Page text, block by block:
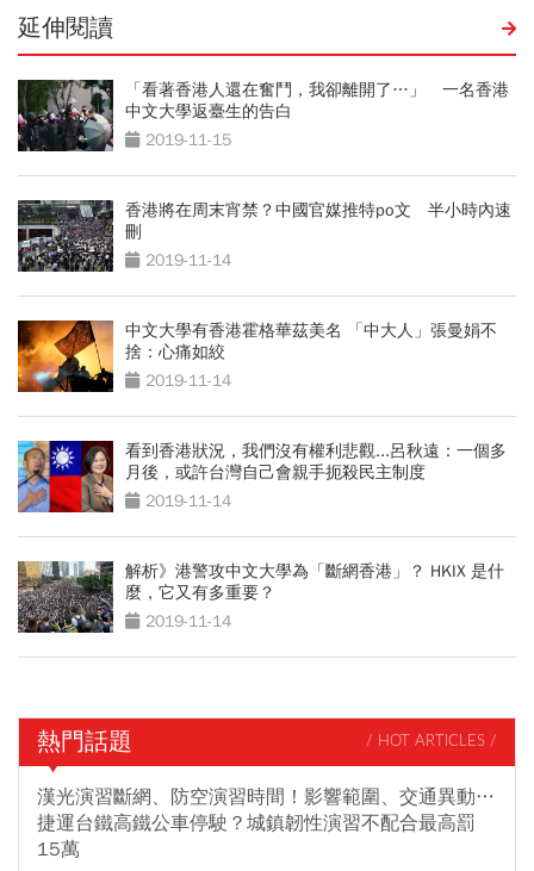
延伸閱讀
「看著香港人還在奮鬥，我卻離開了…」 一名香港
中文大學返臺生的告白
2019-11-15
香港將在周末宵禁？中國官媒推特po文 半小時內速
刪
2019-11-14
中文大學有香港霍格華茲美名 「中大人」張曼娟不
捨：心痛如絞
2019-11-14
看到香港狀況，我們沒有權利悲觀...呂秋遠：一個多
月後，或許台灣自己會親手扼殺民主制度
2019-11-14
解析》港警攻中文大學為「斷網香港」？ HKIX 是什
麼，它又有多重要？
2019-11-14
熱門話題 / HOT ARTICLES /
漢光演習斷網、防空演習時間！影響範圍、交通異動…
捷運台鐵高鐵公車停駛？城鎮韌性演習不配合最高罰
15萬